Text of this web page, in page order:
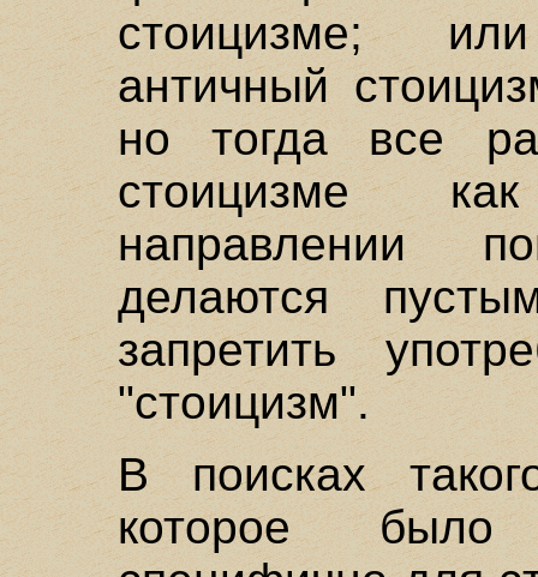
стоицизме;
античный
но тогда все
стоицизме
направлении
делаются
запретить
"стоицизм".
В поисках
которое было